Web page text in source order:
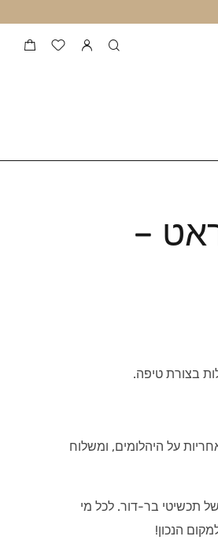
זהב 18 קראט –
בצורת טיפה.
תעודה, אחריות על היהלומים, ומשלוח
תכשיטי בר-דור. לכל מי
הנכון!